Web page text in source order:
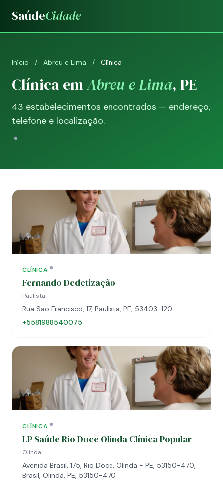
SaúdeCidade
Início / Abreu e Lima / Clínica
Clínica emAbreu e Lima, PE
43 estabelecimentos encontrados — endereço,
telefone e localização.
CLÍNICA
Fernando Dedetização
Paulista
Rua São Francisco, 17, Paulista, PE, 53403-120
+5581988540075
CLÍNICA
LP Saúde Rio Doce Olinda Clínica Popular
Olinda
Avenida Brasil, 175, Rio Doce, Olinda - PE, 53150-470,
Brasil, Olinda, PE, 53150-470